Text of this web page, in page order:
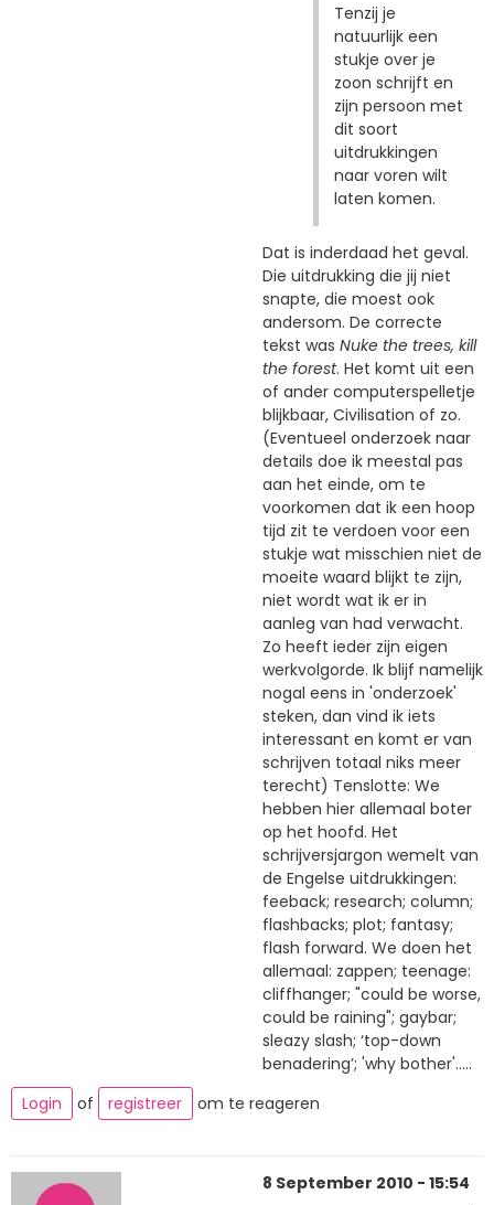
Tenzij je
natuurlijk een
stukje over je
zoon schrijft en
zijn persoon met
dit soort
uitdrukkingen
naar voren wilt
laten komen.
Dat is inderdaad het geval.
Die uitdrukking die jij niet
snapte, die moest ook
andersom. De correcte
tekst was Nuke the trees, kill
the forest. Het komt uit een
of ander computerspelletje
blijkbaar, Civilisation of zo.
(Eventueel onderzoek naar
details doe ik meestal pas
aan het einde, om te
voorkomen dat ik een hoop
tijd zit te verdoen voor een
stukje wat misschien niet de
moeite waard blijkt te zijn,
niet wordt wat ik er in
aanleg van had verwacht.
Zo heeft ieder zijn eigen
werkvolgorde. Ik blijf namelijk
nogal eens in 'onderzoek'
steken, dan vind ik iets
interessant en komt er van
schrijven totaal niks meer
terecht) Tenslotte: We
hebben hier allemaal boter
op het hoofd. Het
schrijversjargon wemelt van
de Engelse uitdrukkingen:
feeback; research; column;
flashbacks; plot; fantasy;
flash forward. We doen het
allemaal: zappen; teenage:
cliffhanger; "could be worse,
could be raining"; gaybar;
sleazy slash; ‘top-down
benadering’; 'why bother'.....
Login
of registreer om te reageren
8 September 2010 - 15:54